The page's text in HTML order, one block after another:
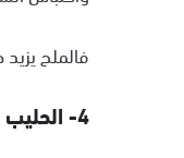
فالملح
4- الحليب والأطعمة الحامضة